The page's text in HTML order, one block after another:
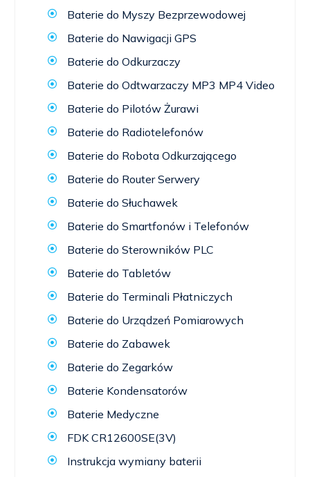
Baterie do Myszy Bezprzewodowej
Baterie do Nawigacji GPS
Baterie do Odkurzaczy
Baterie do Odtwarzaczy MP3 MP4 Video
Baterie do Pilotów Żurawi
Baterie do Radiotelefonów
Baterie do Robota Odkurzającego
Baterie do Router Serwery
Baterie do Słuchawek
Baterie do Smartfonów i Telefonów
Baterie do Sterowników PLC
Baterie do Tabletów
Baterie do Terminali Płatniczych
Baterie do Urządzeń Pomiarowych
Baterie do Zabawek
Baterie do Zegarków
Baterie Kondensatorów
Baterie Medyczne
FDK CR12600SE(3V)
Instrukcja wymiany baterii